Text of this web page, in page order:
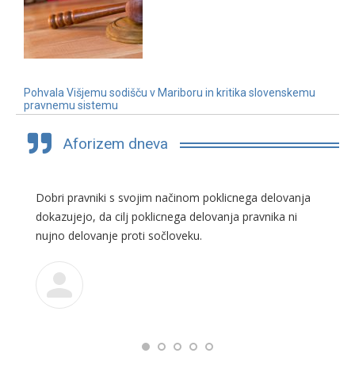
Pohvala Višjemu sodišču v Mariboru in kritika slovenskemu
pravnemu sistemu
3. 7. 2019
Aforizem dneva
Dobri pravniki s svojim načinom poklicnega delovanja
dokazujejo, da cilj poklicnega delovanja pravnika ni
nujno delovanje proti sočloveku.